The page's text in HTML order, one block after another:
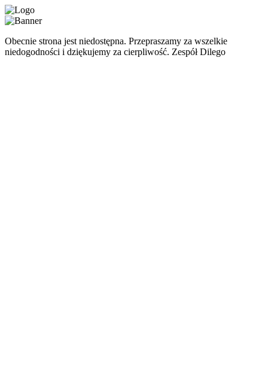
Obecnie strona jest niedostępna. Przepraszamy za wszelkie
niedogodności i dziękujemy za cierpliwość. Zespół Dilego